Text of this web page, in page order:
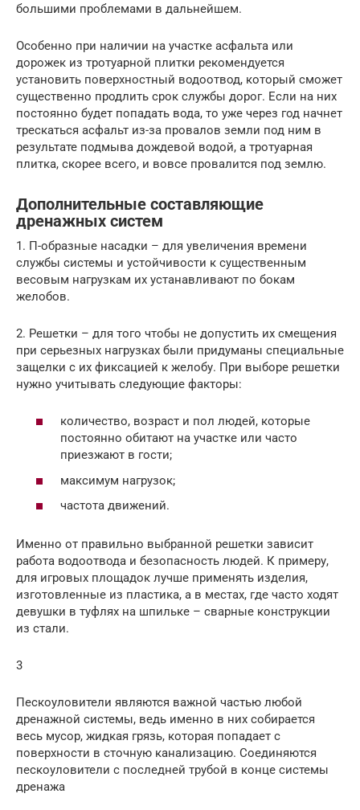
большими проблемами в дальнейшем.
Особенно при наличии на участке асфальта или
дорожек из тротуарной плитки рекомендуется
установить поверхностный водоотвод, который сможет
существенно продлить срок службы дорог. Если на них
постоянно будет попадать вода, то уже через год начнет
трескаться асфальт из-за провалов земли под ним в
результате подмыва дождевой водой, а тротуарная
плитка, скорее всего, и вовсе провалится под землю.
Дополнительные составляющие
дренажных систем
1. П-образные насадки – для увеличения времени
службы системы и устойчивости к существенным
весовым нагрузкам их устанавливают по бокам
желобов.
2. Решетки – для того чтобы не допустить их смещения
при серьезных нагрузках были придуманы специальные
защелки с их фиксацией к желобу. При выборе решетки
нужно учитывать следующие факторы:
количество, возраст и пол людей, которые
постоянно обитают на участке или часто
приезжают в гости;
максимум нагрузок;
частота движений.
Именно от правильно выбранной решетки зависит
работа водоотвода и безопасность людей. К примеру,
для игровых площадок лучше применять изделия,
изготовленные из пластика, а в местах, где часто ходят
девушки в туфлях на шпильке – сварные конструкции
из стали.
3
Пескоуловители являются важной частью любой
дренажной системы, ведь именно в них собирается
весь мусор, жидкая грязь, которая попадает с
поверхности в сточную канализацию. Соединяются
пескоуловители с последней трубой в конце системы
дренажа